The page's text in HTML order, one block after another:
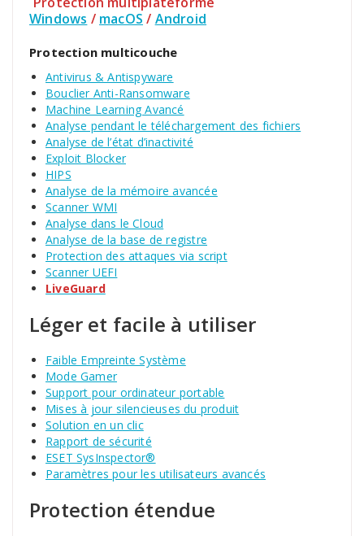
Windows / macOS / Android
Protection multicouche
Antivirus & Antispyware
Bouclier Anti-Ransomware
Machine Learning Avancé
Analyse pendant le téléchargement des fichiers
Analyse de l’état d’inactivité
Exploit Blocker
HIPS
Analyse de la mémoire avancée
Scanner WMI
Analyse dans le Cloud
Analyse de la base de registre
Protection des attaques via script
Scanner UEFI
LiveGuard
Léger et facile à utiliser
Faible Empreinte Système
Mode Gamer
Support pour ordinateur portable
Mises à jour silencieuses du produit
Solution en un clic
Rapport de sécurité
ESET SysInspector®
Paramètres pour les utilisateurs avancés
Protection étendue